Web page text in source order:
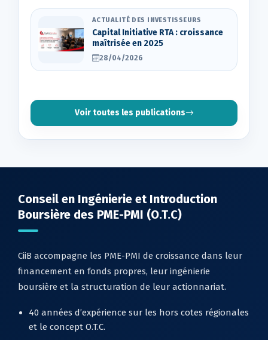
ACTUALITÉ DES INVESTISSEURS
Capital Initiative RTA : croissance
maîtrisée en 2025
28/04/2026
Voir toutes les publications
Conseil en Ingénierie et Introduction
Boursière des PME-PMI (O.T.C)
CiiB accompagne les PME-PMI de croissance dans leur
financement en fonds propres, leur ingénierie
boursière et la structuration de leur actionnariat.
40 années d’expérience sur les hors cotes régionales
et le concept O.T.C.